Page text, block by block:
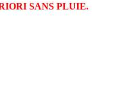
SANS PLUIE.